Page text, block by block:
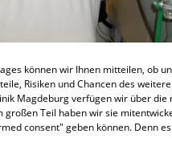
können wir Ihnen mitteilen, ob
Risiken und Chancen des
Magdeburg verfügen wir über
Teil haben wir sie
consent" geben können. Denn